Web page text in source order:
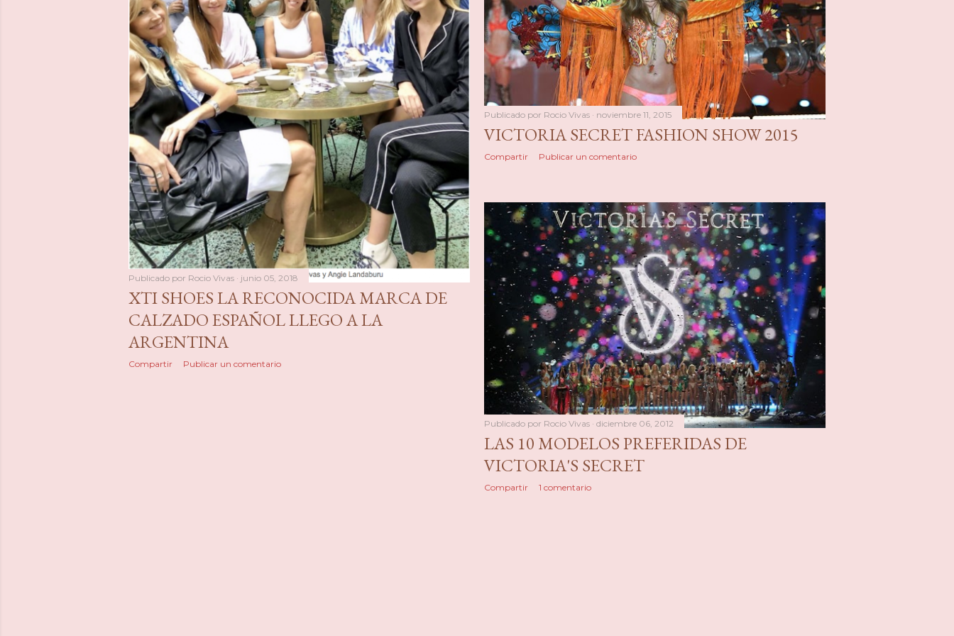
a
s
Publicado por Rocio Vivas junio 05, 2018
XTI SHOES LA RECONOCIDA MARCA DE
CALZADO ESPAÑOL LLEGO A LA
ARGENTINA
Compartir Publicar un comentario
Publicado por Rocio Vivas noviembre 11, 2015
VICTORIA SECRET FASHION SHOW 2015
Compartir Publicar un comentario
Publicado por Rocio Vivas diciembre 06, 2012
LAS 10 MODELOS PREFERIDAS DE
VICTORIA'S SECRET
Compartir 1 comentario